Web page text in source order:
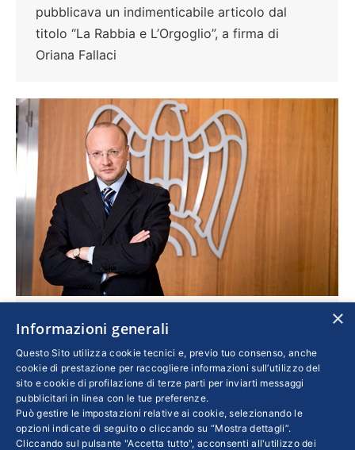
pubblicava un indimenticabile articolo dal
titolo “La Rabbia e L’Orgoglio”, a firma di
Oriana Fallaci
Un dovere e un’opportunità
Economia,Imprese DiVINCENZO BOCCIA
6 Agosto 2013
Lo sviluppo sostenibile è quello sviluppo in
grado di soddisfare i bisogni del presente
senza compromettere la possibilità delle
×
Informazioni generali
Questo Sito utilizza cookie tecnici e, previo tuo consenso, anche
cookie di prestazione per raccogliere informazioni sull’utilizzo del
sito e cookie di profilazione di terze parti per inviarti messaggi
pubblicitari in linea con le tue preferenze.
Può gestire le impostazioni relative ai cookie, selezionando le
opzioni indicate di seguito o cliccando su “Mostra dettagli”.
Cliccando sul pulsante "Accetta tutto", acconsenti all'utilizzo dei